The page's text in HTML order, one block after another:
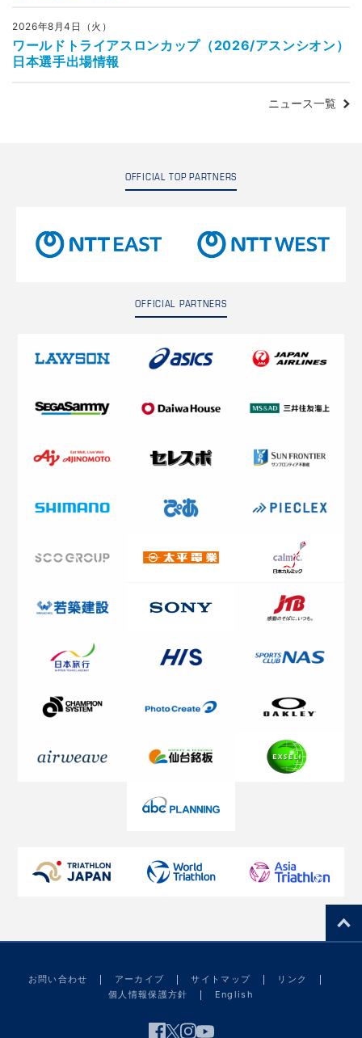
2026年8月4日（火）
ワールドトライアスロンカップ（2026/アスンシオン）
日本選手出場情報
ニュース一覧
OFFICIAL TOP PARTNERS
OFFICIAL PARTNERS
お問い合わせ アーカイブ サイトマップ
リンク
個人情報保護方針
English